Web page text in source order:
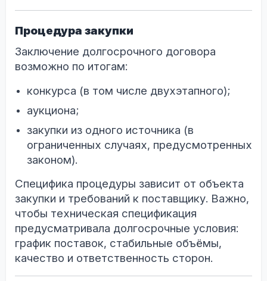
Процедура закупки
Заключение долгосрочного договора
возможно по итогам:
конкурса (в том числе двухэтапного);
аукциона;
закупки из одного источника (в
ограниченных случаях, предусмотренных
законом).
Специфика процедуры зависит от объекта
закупки и требований к поставщику. Важно,
чтобы техническая спецификация
предусматривала долгосрочные условия:
график поставок, стабильные объёмы,
качество и ответственность сторон.